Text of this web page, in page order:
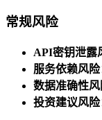
常规风险
API密钥泄露
服务依赖风险
数据准确性风
投资建议风险